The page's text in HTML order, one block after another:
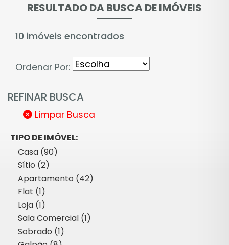
RESULTADO DA BUSCA DE IMÓVEIS
10 imóveis encontrados
Ordenar Por:
REFINAR BUSCA
Limpar Busca
TIPO DE IMÓVEL:
Casa (90)
Sítio (2)
Apartamento (42)
Flat (1)
Loja (1)
Sala Comercial (1)
Sobrado (1)